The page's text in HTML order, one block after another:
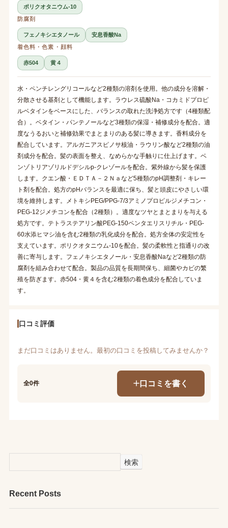
ポリクオタニウム-10
防腐剤
フェノキシエタノール
安息香酸Na
着色料・色素・顔料
赤504 黄４
水・ペンチレングリコールなど2種類の溶剤を使用。他の成分を溶解・
分散させる基剤として機能します。ラウレス硫酸Na・コカミドプロピ
ルベタインをベースにした、バランスの取れた洗浄処方です（4種類配
合）。ベタイン・パンテノールなど3種類の保湿・補修成分を配合。適
度なうるおいと補修効果でまとまりのある髪に導きます。香料成分を
配合しています。アルガニアスピノサ核油・ラウリン酸など2種類の油
剤成分を配合。髪の表面を整え、なめらかな手触りに仕上げます。ベ
ンゾトリアゾリルドデシルp-クレゾールを配合。紫外線から髪を保護
します。クエン酸・ＥＤＴＡ－２Ｎａなど5種類のpH調整剤・キレー
ト剤を配合。処方のpHバランスを最適に保ち、髪と頭皮にやさしい環
境を維持します。メトキシPEG/PPG-7/3アミノプロピルジメチコン・
PEG-12ジメチコンを配合（2種類）。適度なツヤとまとまりを与える
処方です。テトラステアリン酸PEG-150ペンタエリスリチル・PEG-
60水添ヒマシ油を含む2種類の乳化成分を配合。処方全体の安定性を
支えています。ポリクオタニウム-10を配合。髪の柔軟性と指通りの改
善に寄与します。フェノキシエタノール・安息香酸Naなど2種類の防
腐剤を組み合わせて配合。製品の品質を長期間保ち、細菌やカビの繁
殖を防ぎます。赤504・黄４を含む2種類の着色成分を配合していま
す。
口コミ評価
まだ口コミはありません。最初の口コミを投稿してみませんか？
全0件 口コミを書く
検索
Recent Posts